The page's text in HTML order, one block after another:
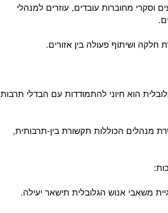
וסקרי מחוברות עובדים, עוזרים למנהלי
ושיתוף פעולה בין אזורים.
הוא חיוני להתמודדות עם הבדלי תרבות
מנהלים הכוללות תקשורת בין-תרבותית,
משאבי אנוש הגלובלית תישאר יעילה.